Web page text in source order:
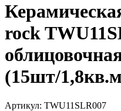
rock
(15шт/
Артикул: TWU11SLR007